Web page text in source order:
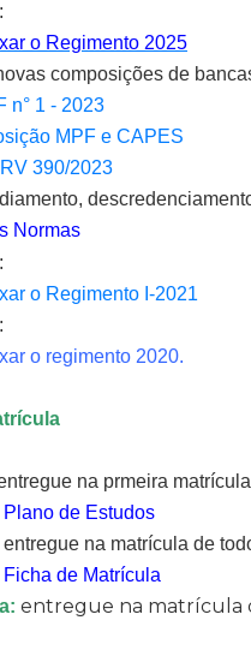
o Regimento 2025
composições de
n° 1 - 2023
MPF e CAPES
390/2023
Normas
o Regimento I-2021
o regimento 2020.
na prmeira
de Estudos
entregue na matrícula de
de Matrícula
entregue na matrícula